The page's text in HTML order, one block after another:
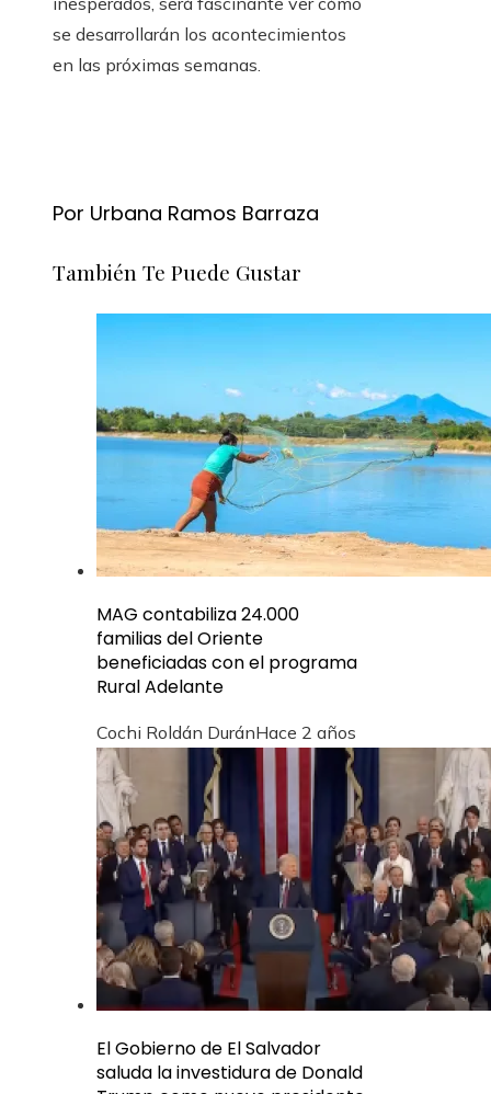
se desarrollarán los acontecimientos
en las próximas semanas.
Por Urbana Ramos Barraza
También Te Puede Gustar
MAG contabiliza 24.000
familias del Oriente
beneficiadas con el programa
Rural Adelante
Cochi Roldán DuránHace 2 años
El Gobierno de El Salvador
saluda la investidura de Donald